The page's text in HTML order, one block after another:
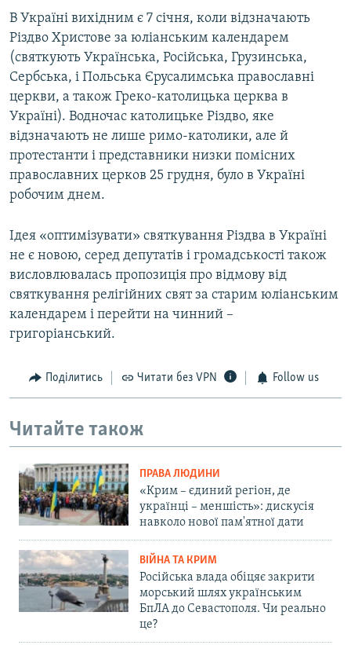
В Україні вихідним є 7 січня, коли відзначають
Різдво Христове за юліанським календарем
(святкують Українська, Російська, Грузинська,
Сербська, і Польська Єрусалимська православні
церкви, а також Греко-католицька церква в
Україні). Водночас католицьке Різдво, яке
відзначають не лише римо-католики, але й
протестанти і представники низки помісних
православних церков 25 грудня, було в Україні
робочим днем.
Ідея «оптимізувати» святкування Різдва в Україні
не є новою, серед депутатів і громадськості також
висловлювалась пропозиція про відмову від
святкування релігійних свят за старим юліанським
календарем і перейти на чинний –
григоріанський.
Поділитись Читати без VPN Follow us
Читайте також
ПРАВА ЛЮДИНИ
«Крим – єдиний регіон, де
українці – меншість»: дискусія
навколо нової пам'ятної дати
ВІЙНА ТА КРИМ
Російська влада обіцяє закрити
морський шлях українським
БпЛА до Севастополя. Чи реально
це?